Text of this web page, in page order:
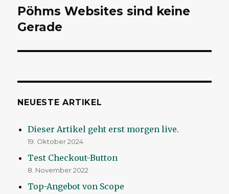
Pöhms Websites sind keine
Gerade
NEUESTE ARTIKEL
Dieser Artikel geht erst morgen live.
19. Oktober 2024
Test Checkout-Button
8. November 2022
Top-Angebot von Scope